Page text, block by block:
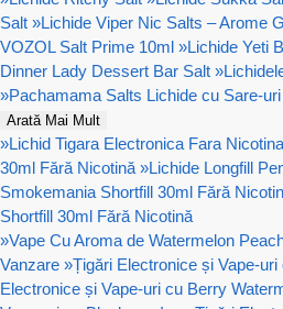
Salt »Lichide Viper Nic Salts – Arome
VOZOL Salt Prime 10ml »Lichide Yeti
Dinner Lady Dessert Bar Salt »
»Pachamama Salts Lichide cu Sare-
Arată Mai Mult
»Lichid Tigara Electronica Fara Nicotina
30ml Fără Nicotină »Lichide Longfill
Smokemania Shortfill 30ml Fără
Shortfill 30ml Fără Nicotină
»Vape Cu Aroma de Watermelon
Vanzare »Țigări Electronice și Vape-
Electronice și Vape-uri cu Berry